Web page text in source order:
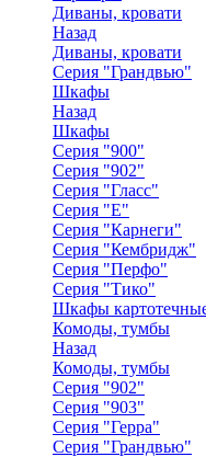
Диваны, кровати
Назад
Диваны, кровати
Серия "Грандвью"
Шкафы
Назад
Шкафы
Серия "900"
Серия "902"
Серия "Гласс"
Серия "Е"
Серия "Карнеги"
Серия "Кембридж"
Серия "Перфо"
Серия "Тико"
Шкафы
Комоды, тумбы
Назад
Комоды, тумбы
Серия "902"
Серия "903"
Серия "Герра"
Серия "Грандвью"